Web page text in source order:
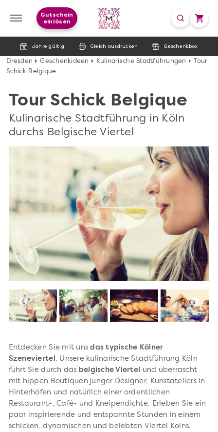
Jahre gültig Gleich ausdrucken Geschenkbox
Gutschein
einlösen
Dresden Geschenkideen Kulinarische Stadtführungen
Tour
Schick Belgique
Tour Schick Belgique
Kulinarische Stadtführung in Köln
durchs Belgische Viertel
Entdecken Sie mit unsdas typische Kölner
Szeneviertel . Unsere kulinarische Stadtführung Köln
führt Sie durch das belgische Viertel
und überrascht
mit hippen Boutiquen junger Designer, Kunstateliers in
Hinterhöfen und natürlich einer ordentlichen
Restaurant-, Café- und Kneipendichte. Erleben Sie ein
paar inspirierende und entspannte Stunden in einem
schicken, dynamischen und belebten Viertel Kölns.